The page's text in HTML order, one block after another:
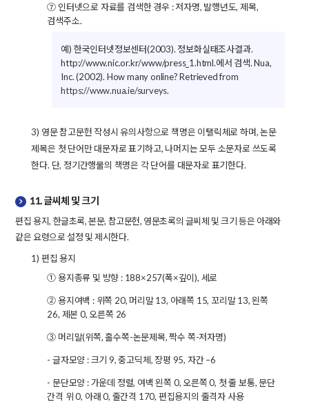
⑦ 인터넷으로 자료를 검색한 경우 : 저자명, 발행년도, 제목,
검색주소.
예) 한국인터넷정보센터(2003). 정보화실태조사결과.
http://www.nic.or.kr/www/press_1.html.에서 검색. Nua,
Inc. (2002). How many online? Retrieved from
https://www.nua.ie/surveys.
3) 영문 참고문헌 작성시 유의사항으로 책명은 이탤릭체로 하며, 논문
제목은 첫 단어만 대문자로 표기하고, 나머지는 모두 소문자로 쓰도록
한다. 단, 정기간행물의 책명은 각 단어를 대문자로 표기한다.
11. 글씨체 및 크기
편집 용지, 한글초록, 본문, 참고문헌, 영문초록의 글씨체 및 크기 등은 아래와
같은 요령으로 설정 및 제시한다.
1) 편집 용지
① 용지종류 및 방향 : 188×257(폭×깊이), 세로
② 용지여백 : 위쪽 20, 머리말 13, 아래쪽 15, 꼬리말 13, 왼쪽
26, 제본 0, 오른쪽 26
③ 머리말(위쪽, 홀수쪽-논문제목, 짝수 쪽-저자명)
- 글자모양 : 크기 9, 중고딕체, 장평 95, 자간 –6
- 문단모양 : 가운데 정렬, 여백 왼쪽 0, 오른쪽 0, 첫 줄 보통, 문단
간격 위 0, 아래 0, 줄간격 170, 편집용지의 줄격자 사용